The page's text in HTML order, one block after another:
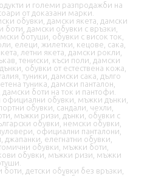
и големи разпродажби на
от доказани марки.
обувки, дамски якета, дамски
дамски обувки с връзки,
ботуши, обувки с висок ток,
елеци, жилетки, кецове, сака,
летни якета, дамски рокли,
тениски, къси поли, дамски
обувки от естествена кожа,
туники, дамски сака, дълго
туника, дамски панталон,
боти на ток и пантофи.
обувки, мъжки дънки,
обувки, сандали, чехли,
мъжки ризи, дънки, обувки с
обувки, немски обувки,
официални панталони,
елегнатни обувки,
обувки, мъжки боти,
обувки, мъжки ризи, мъжки
детски обувки без връзки,